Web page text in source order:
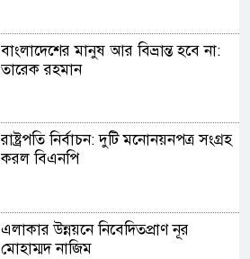
বাংলাদেশের মানুষ আর বিভ্রান্ত হবে না:
তারেক রহমান
রাষ্ট্রপতি নির্বাচন: দুটি মনোনয়নপত্র সংগ্রহ
করল বিএনপি
এলাকার উন্নয়নে নিবেদিতপ্রাণ নূর
মোহাম্মদ নাজিম